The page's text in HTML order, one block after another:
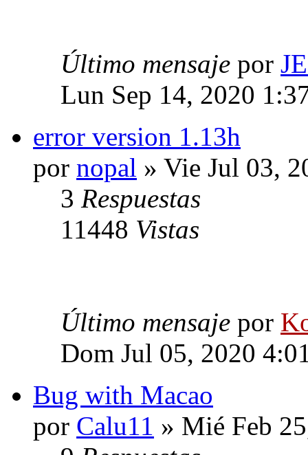
Último mensaje por
Lun Sep 14, 2020
error version 1.13h
por nopal » Vie Jul 03,
3 Respuestas
11448 Vistas
Último mensaje por
Dom Jul 05, 2020
Bug with Macao
por Calu11 » Mié Feb